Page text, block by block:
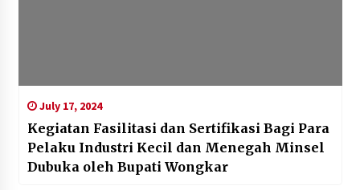
July 17, 2024
Kegiatan Fasilitasi dan Sertifikasi Bagi Para
Pelaku Industri Kecil dan Menegah Minsel
Dubuka oleh Bupati Wongkar